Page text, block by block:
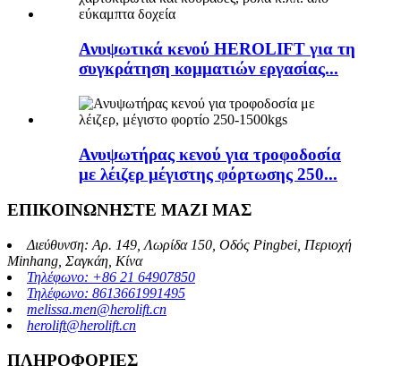
Ανυψωτικά κενού HEROLIFT για τη
συγκράτηση κομματιών εργασίας...
Ανυψωτήρας κενού για τροφοδοσία
με λέιζερ μέγιστης φόρτωσης 250...
ΕΠΙΚΟΙΝΩΝΗΣΤΕ ΜΑΖΙ ΜΑΣ
Διεύθυνση: Αρ. 149, Λωρίδα 150, Οδός Pingbei, Περιοχή
Minhang, Σαγκάη, Κίνα
Τηλέφωνο: +86 21 64907850
Τηλέφωνο: 8613661991495
melissa.men@herolift.cn
herolift@herolift.cn
ΠΛΗΡΟΦΟΡΙΕΣ